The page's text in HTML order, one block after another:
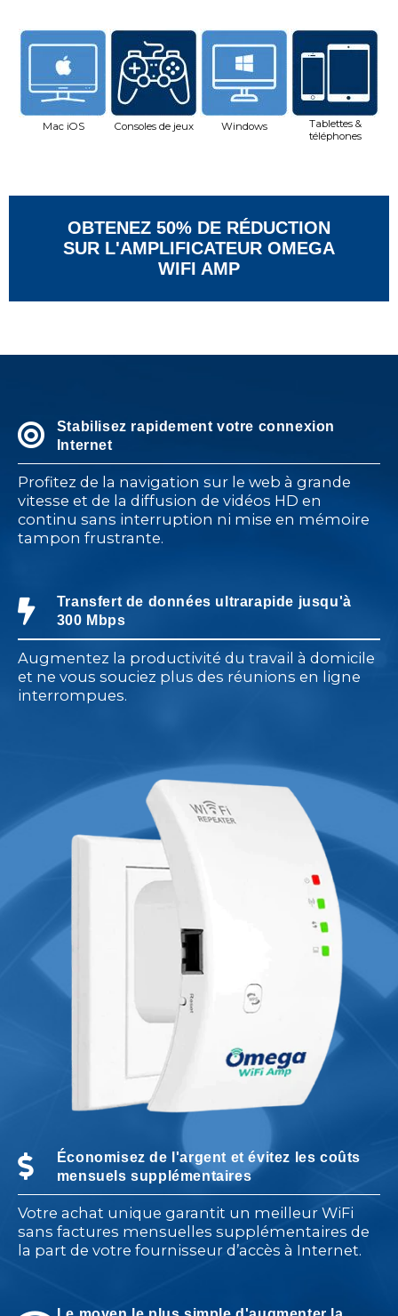
Mac iOS Consoles de jeux Windows
Tablettes &
téléphones
OBTENEZ 50% DE RÉDUCTION
SUR L'AMPLIFICATEUR OMEGA
WIFI AMP
Stabilisez rapidement votre connexion
Internet
Profitez de la navigation sur le web à grande
vitesse et de la diffusion de vidéos HD en
continu sans interruption ni mise en mémoire
tampon frustrante.
Transfert de données ultrarapide jusqu'à
300 Mbps
Augmentez la productivité du travail à domicile
et ne vous souciez plus des réunions en ligne
interrompues.
Économisez de l'argent et évitez les coûts
mensuels supplémentaires
Votre achat unique garantit un meilleur WiFi
sans factures mensuelles supplémentaires de
la part de votre fournisseur d’accès à Internet.